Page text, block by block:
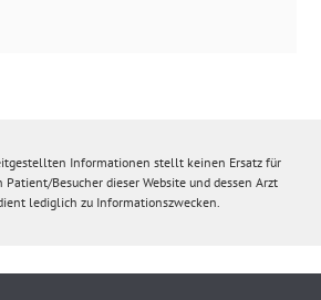
Informationen stellt keinen Ersatz für
Besucher dieser Website und dessen Arzt
lediglich zu Informationszwecken.